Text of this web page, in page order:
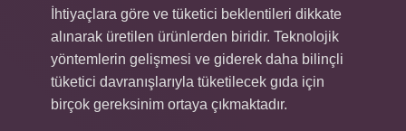
İhtiyaçlara göre ve tüketici beklentileri dikkate
alınarak üretilen ürünlerden biridir. Teknolojik
yöntemlerin gelişmesi ve giderek daha bilinçli
tüketici davranışlarıyla tüketilecek gıda için
birçok gereksinim ortaya çıkmaktadır.